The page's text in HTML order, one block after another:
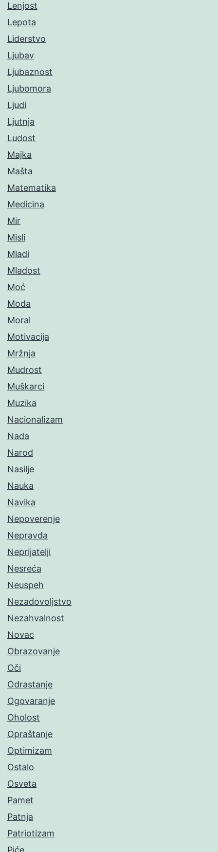
Lenjost
Lepota
Liderstvo
Ljubav
Ljubaznost
Ljubomora
Ljudi
Ljutnja
Ludost
Majka
Mašta
Matematika
Medicina
Mir
Misli
Mladi
Mladost
Moć
Moda
Moral
Motivacija
Mržnja
Mudrost
Muškarci
Muzika
Nacionalizam
Nada
Narod
Nasilje
Nauka
Navika
Nepoverenje
Nepravda
Neprijatelji
Nesreća
Neuspeh
Nezadovoljstvo
Nezahvalnost
Novac
Obrazovanje
Oči
Odrastanje
Ogovaranje
Oholost
Opraštanje
Optimizam
Ostalo
Osveta
Pamet
Patnja
Patriotizam